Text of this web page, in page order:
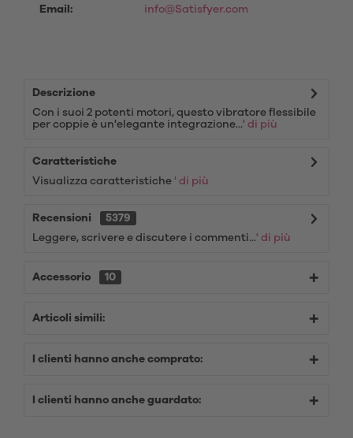
Email:
info@Satisfyer.com
Descrizione
Con i suoi 2 potenti motori, questo vibratore flessibile
per coppie è un'elegante integrazione...' di più
Caratteristiche
Visualizza caratteristiche ' di più
Recensioni
5379
Leggere, scrivere e discutere i commenti...' di più
Accessorio 10
Articoli simili:
I clienti hanno anche comprato:
I clienti hanno anche guardato: